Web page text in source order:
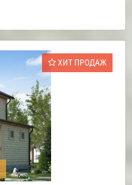
ХИТ ПРОДАЖ